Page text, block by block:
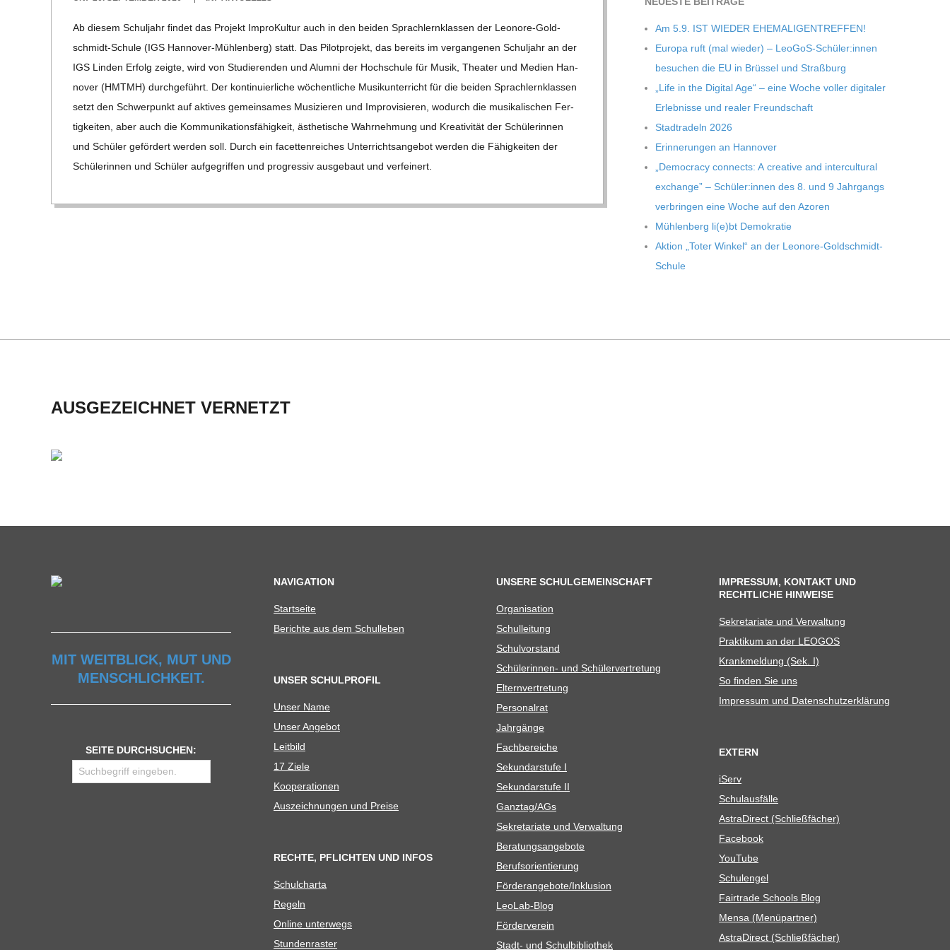
E
G
O
L
D
I
D
-
C
H
U
L
Ab die­sem Schul­jahr fin­det das Pro­jekt Impro­Kul­tur auch in den bei­den Sprach­lern­klas­sen der Leo­­nore-Gol­d­­
schmidt-Schule (IGS Han­­no­­ver-Müh­­len­­berg) statt. Das Pilot­pro­jekt, das bereits im ver­gan­ge­nen Schul­jahr an der
IGS Lin­den Erfolg zeigte, wird von Stu­die­ren­den und Alumni der Hoch­schule für Musik, Thea­ter und Medien Han­
no­ver (HMTMH) durch­ge­führt. Der kon­ti­nu­ier­li­che wöchent­li­che Musik­un­ter­richt für die bei­den Sprach­lern­klas­sen
setzt den Schwer­punkt auf akti­ves gemein­sa­mes Musi­zie­ren und Impro­vi­sie­ren, wodurch die musi­ka­li­schen Fer­
tig­kei­ten, aber auch die Kom­mu­ni­ka­ti­ons­fä­hig­keit, ästhe­ti­sche Wahr­neh­mung und Krea­ti­vi­tät der Schü­le­rin­nen
und Schü­ler geför­dert wer­den soll. Durch ein facet­ten­rei­ches Unter­richts­an­ge­bot wer­den die Fähig­kei­ten der
Schü­le­rin­nen und Schü­ler auf­ge­grif­fen und pro­gres­siv aus­ge­baut und ver­fei­nert.
Am 5.9. IST WIEDER EHEMALIGENTREFFEN!
Europa ruft (mal wie­der) – LeoGoS-Schüler:innen
besu­chen die EU in Brüs­sel und Straßburg
„Life in the Digi­tal Age“ – eine Woche vol­ler digi­ta­ler
Erleb­nisse und rea­ler Freundschaft
Stadt­ra­deln 2026
Erin­ne­run­gen an Hannover
„Demo­cracy con­nects: A crea­tive and inter­cul­tu­ral
exch­ange” – Schüler:innen des 8. und 9 Jahr­gangs
ver­brin­gen eine Woche auf den Azoren
Müh­len­berg li(e)bt Demokratie
Aktion „Toter Win­kel“ an der Leonore-Goldschmidt-
Schule
AUSGEZEICHNET VERNETZT
MIT WEITBLICK, MUT UND
MENSCHLICHKEIT.
SEITE DURCHSUCHEN:
NAVIGATION
Start­seite
Berichte aus dem Schulleben
UNSER SCHULPROFIL
Unser Name
Unser Ange­bot
Leit­bild
17 Ziele
Koope­ra­tio­nen
Aus­zeich­nun­gen und Preise
RECHTE, PFLICHTEN UND INFOS
Schul­charta
Regeln
Online unter­wegs
Stun­den­ras­ter
UNSERE SCHULGEMEINSCHAFT
Orga­ni­sa­tion
Schul­lei­tung
Schul­vor­stand
Schü­le­rin­nen- und Schülervertretung
Eltern­ver­tre­tung
Per­so­nal­rat
Jahr­gänge
Fach­be­rei­che
Sekun­dar­stufe I
Sekun­dar­stufe II
Ganztag/​​AGs
Sekre­ta­riate und Verwaltung
Bera­tungs­an­ge­bote
Berufs­ori­en­tie­rung
Förderangebote/​​Inklusion
Leo­Lab-Blog
För­der­ver­ein
Stadt- und Schulbibliothek
IMPRESSUM, KONTAKT UND
RECHTLICHE HINWEISE
Sekre­ta­riate und Verwaltung
Prak­ti­kum an der LEOGOS
Krank­mel­dung (Sek. I)
So fin­den Sie uns
Impres­sum und Datenschutzerklärung
EXTERN
iServ
Schul­aus­fälle
Astra­Di­rect (Schließ­fä­cher)
Face­book
You­Tube
Schul­en­gel
Fair­trade Schools Blog
Mensa (Menü­part­ner)
Astra­Di­rect (Schließ­fä­cher)